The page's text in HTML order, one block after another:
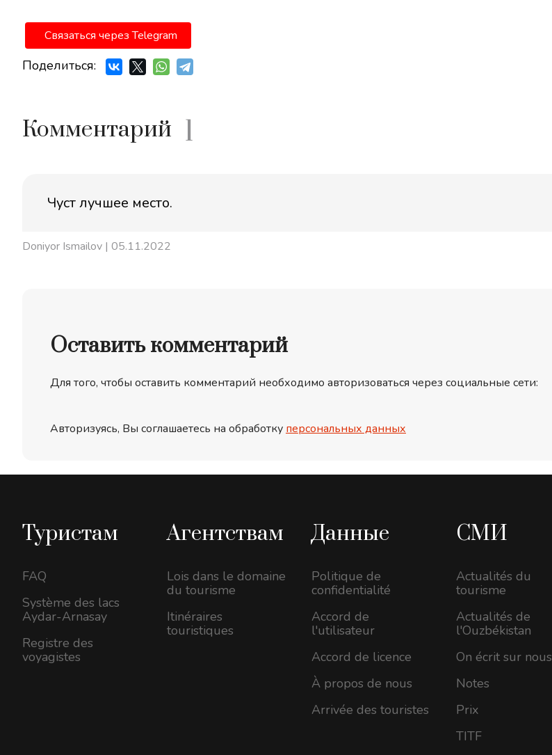
Связаться через Telegram
Поделиться:
Комментарий 1
Чуст лучшее место.
Doniyor Ismailov | 05.11.2022
Оставить комментарий
Для того, чтобы оставить комментарий необходимо авторизоваться через социальные сети:
Авторизуясь, Вы соглашаетесь на обработку персональных данных
Туристам
FAQ
Système des lacs
Aydar-Arnasay
Registre des
voyagistes
Агентствам
Lois dans le domaine
du tourisme
Itinéraires
touristiques
Данные
Politique de
confidentialité
Accord de
l'utilisateur
Accord de licence
À propos de nous
Arrivée des touristes
СМИ
Actualités du
tourisme
Actualités de
l'Ouzbékistan
On écrit sur nous
Notes
Prix
TITF